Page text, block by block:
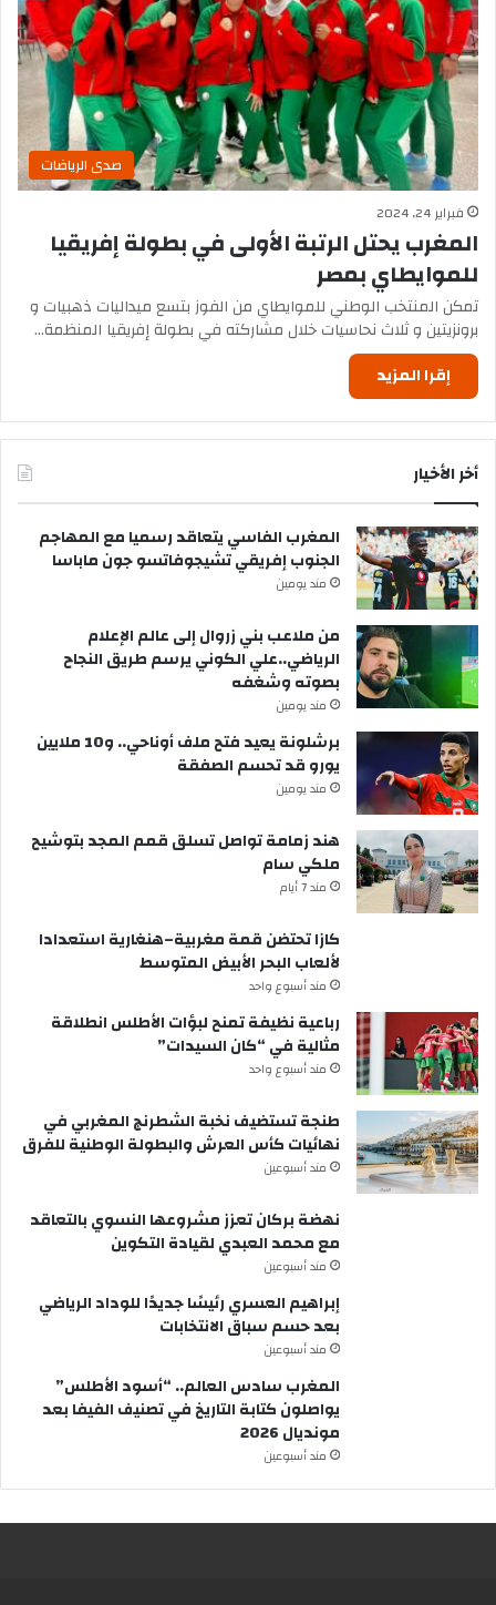
صدى الرياضات
فبراير 24, 2024
المغرب يحتل الرتبة الأولى في بطولة إفريقيا
للموايطاي بمصر
تمكن المنتخب الوطني للموايطاي من الفوز بتسع ميداليات ذهبيات و
برونزيتين و ثلاث نحاسيات خلال مشاركته في بطولة إفريقيا المنظمة…
إقرا المزيد
أخر الأخيار
المغرب الفاسي يتعاقد رسميا مع المهاجم
الجنوب إفريقي تشيجوفاتسو جون ماباسا
مند يومين
من ملاعب بني زروال إلى عالم الإعلام
الرياضي..علي الكوني يرسم طريق النجاح
بصوته وشغفه
مند يومين
برشلونة يعيد فتح ملف أوناحي.. و10 ملايين
يورو قد تحسم الصفقة
مند يومين
هند زمامة تواصل تسلق قمم المجد بتوشيح
ملكي سام
مند 7 أيام
كازا تحتضن قمة مغربية–هنغارية استعدادا
لألعاب البحر الأبيض المتوسط
مند أسبوع واحد
رباعية نظيفة تمنح لبؤات الأطلس انطلاقة
مثالية في “كان السيدات”
مند أسبوع واحد
طنجة تستضيف نخبة الشطرنج المغربي في
نهائيات كأس العرش والبطولة الوطنية للفرق
مند أسبوعين
نهضة بركان تعزز مشروعها النسوي بالتعاقد
مع محمد العبدي لقيادة التكوين
مند أسبوعين
إبراهيم العسري رئيسًا جديدًا للوداد الرياضي
بعد حسم سباق الانتخابات
مند أسبوعين
المغرب سادس العالم.. “أسود الأطلس”
يواصلون كتابة التاريخ في تصنيف الفيفا بعد
مونديال 2026
مند أسبوعين